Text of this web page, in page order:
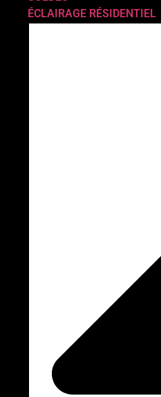
ÉCLAIRAGE RÉSIDENTIEL